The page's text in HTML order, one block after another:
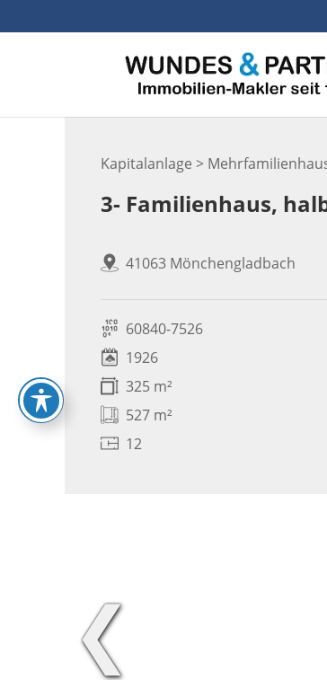
Kapitalanlage >
3- Familienhaus,
41063 Mönchengladbach
60840-7526
1926
325 m²
527 m²
12
❮